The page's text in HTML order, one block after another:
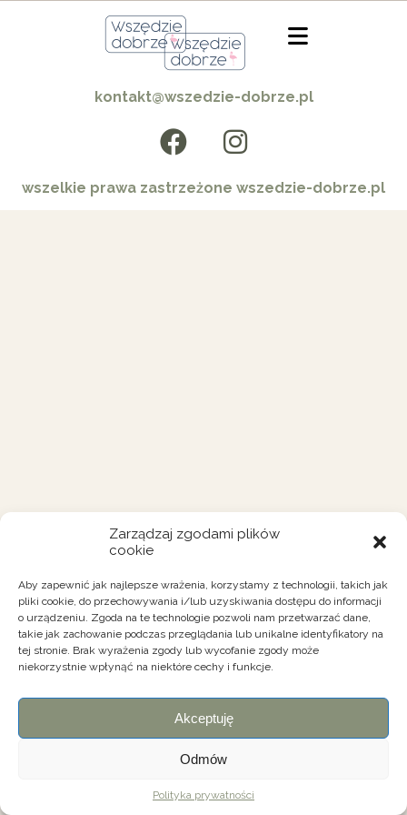
Zarządzaj zgodami plików
cookie
Aby zapewnić jak najlepsze wrażenia, korzystamy z technologii, takich jak
pliki cookie, do przechowywania i/lub uzyskiwania dostępu do informacji
o urządzeniu. Zgoda na te technologie pozwoli nam przetwarzać dane,
takie jak zachowanie podczas przeglądania lub unikalne identyfikatory na
tej stronie. Brak wyrażenia zgody lub wycofanie zgody może
niekorzystnie wpłynąć na niektóre cechy i funkcje.
Akceptuję
Odmów
Polityka prywatności
kontakt@wszedzie-dobrze.pl
wszelkie prawa zastrzeżone wszedzie-dobrze.pl